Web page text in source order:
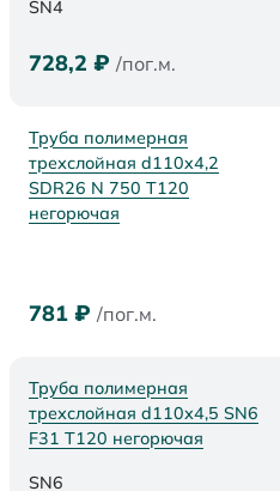
SN4
728,2 ₽ /пог.м.
Труба полимерная
трехслойная d110x4,2
SDR26 N 750 Т120
негорючая
781 ₽ /пог.м.
Труба полимерная
трехслойная d110х4,5 SN6
F31 Т120 негорючая
SN6